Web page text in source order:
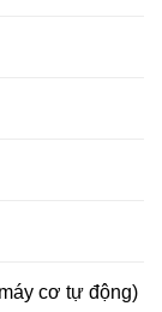
cơ tự động)